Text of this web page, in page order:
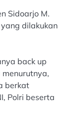
Sidoarjo M.
dilakukan
back up
menurutnya,
berkat
Polri beserta